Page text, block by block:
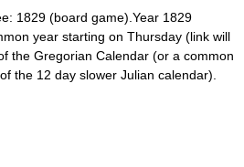
1829 (board game).Year 1829
year starting on Thursday (link will
the Gregorian Calendar (or a common
the 12 day slower Julian calendar).